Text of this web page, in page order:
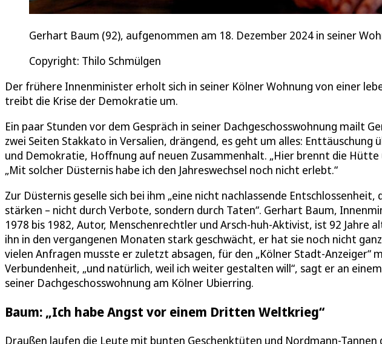
Gerhart Baum (92), aufgenommen am 18. Dezember 2024 in seiner
Copyright: Thilo Schmülgen
Der frühere Innenminister erholt sich in seiner Kölner Wohnung von einer
treibt die Krise der Demokratie um.
Ein paar Stunden vor dem Gespräch in seiner Dachgeschosswohnung mailt
zwei Seiten Stakkato in Versalien, drängend, es geht um alles: Enttäuschung
und Demokratie, Hoffnung auf neuen Zusammenhalt. „Hier brennt die Hütte
„Mit solcher Düsternis habe ich den Jahreswechsel noch nicht erlebt.“
Zur Düsternis geselle sich bei ihm „eine nicht nachlassende
stärken – nicht durch Verbote, sondern durch Taten“. Gerhart Baum,
1978 bis 1982, Autor, Menschenrechtler und Arsch-huh-Aktivist, ist 92 Jahre
ihn in den vergangenen Monaten stark geschwächt, er hat sie noch nicht
vielen Anfragen musste er zuletzt absagen, für den „Kölner Stadt-Anzeiger“
Verbundenheit, „und natürlich, weil ich weiter gestalten will“, sagt er an
seiner Dachgeschosswohnung am Kölner Ubierring.
Baum: „Ich habe Angst vor einem Dritten Weltkrieg“
Draußen laufen die Leute mit bunten Geschenktüten und Nordmann-Tannen